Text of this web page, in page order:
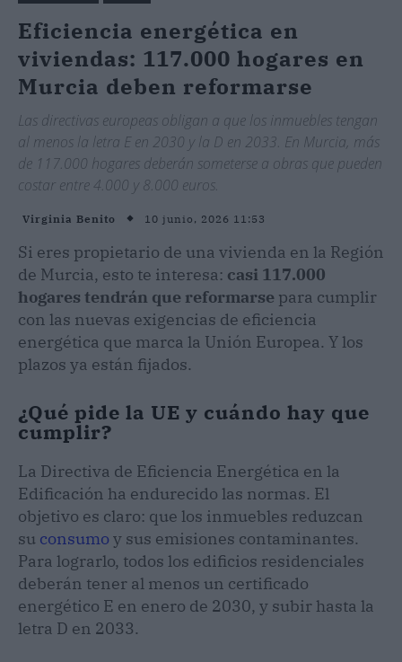
Eficiencia energética en
viviendas: 117.000 hogares en
Murcia deben reformarse
Las directivas europeas obligan a que los inmuebles tengan
al menos la letra E en 2030 y la D en 2033. En Murcia, más
de 117.000 hogares deberán someterse a obras que pueden
costar entre 4.000 y 8.000 euros.
Virginia Benito 10 junio, 2026 11:53
Si eres propietario de una vivienda en la Región
de Murcia, esto te interesa: casi 117.000
hogares tendrán que reformarse para cumplir
con las nuevas exigencias de eficiencia
energética que marca la Unión Europea. Y los
plazos ya están fijados.
¿Qué pide la UE y cuándo hay que
cumplir?
La Directiva de Eficiencia Energética en la
Edificación ha endurecido las normas. El
objetivo es claro: que los inmuebles reduzcan
su consumo y sus emisiones contaminantes.
Para lograrlo, todos los edificios residenciales
deberán tener al menos un certificado
energético E en enero de 2030, y subir hasta la
letra D en 2033.